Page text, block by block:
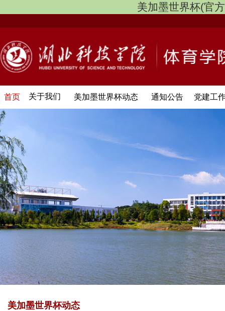
美加墨世界杯(官
首页 关于我们 美加墨世界杯动态 通知公告 党建工
美加墨世界杯动态